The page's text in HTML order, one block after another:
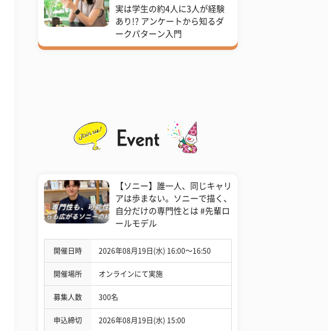
実は学生の約4人に3人が経験
あり!? アンケートから知るダ
ークパターン入門
【ソニー】誰一人、同じキャリ
アは歩まない。ソニーで描く、
自分だけの専門性とは #先輩ロ
ールモデル
開催日時 2026年08月19日(水) 16:00〜16:50
開催場所 オンラインにて実施
募集人数 300名
申込締切 2026年08月19日(水) 15:00